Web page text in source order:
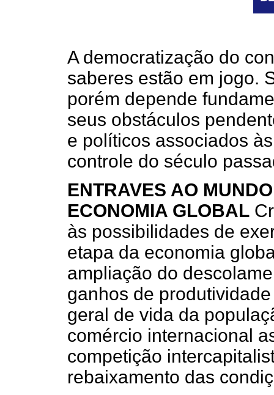
A democratização do
saberes estão em jogo.
porém depende
seus obstáculos
e políticos associados
controle do século
ENTRAVES AO
ECONOMIA GLOBAL
às possibilidades de
etapa da economia
ampliação do
ganhos de
geral de vida da
comércio internacional
competição
rebaixamento das